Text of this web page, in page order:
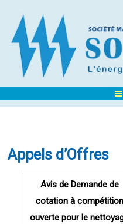
Appels d’Offres
Avis de Demande de
cotation à compétition
ouverte pour le